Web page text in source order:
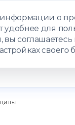
о
удобнее для
своего